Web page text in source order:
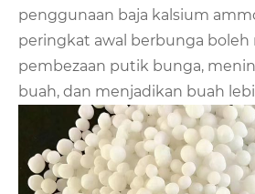
penggunaan baja kalsium
peringkat awal berbunga boleh
pembezaan putik bunga,
buah, dan menjadikan buah